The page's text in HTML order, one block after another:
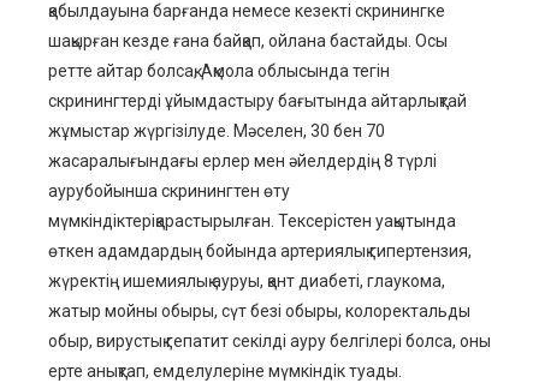
қабылдауына барғанда немесе кезекті скринингке
шақырған кезде ғанабайқап, ойлана бастайды. Осы
ретте айтар болсақ,Ақмола облысында тегін
скринингтерді ұйымдастыру бағытында айтарлықтай
жұмыстар жүргізілуде. Мәселен, 30 бен 70
жасаралығындағы ерлер мен әйелдердің8 түрлі
аурубойынша скринингтен өту
мүмкіндіктеріқарастырылған. Тексерістен уақытында
өткен адамдардың бойындаартериялық гипертензия,
жүректің ишемиялық ауруы, қант диабеті, глаукома,
жатыр мойны обыры, сүт безі обыры, колоректальды
обыр, вирустық гепатитсекілді ауру белгілері болса, оны
ерте анықтап, емделулеріне мүмкіндіктуады.